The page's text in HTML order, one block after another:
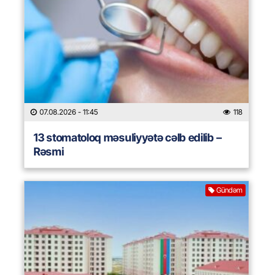
07.08.2026 - 11:45 118
13 stomatoloq məsuliyyətə cəlb edilib –
Rəsmi
Gündəm